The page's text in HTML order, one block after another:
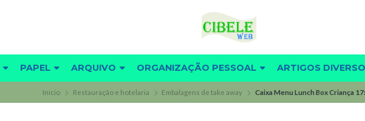
PAPEL ARQUIVO ORGANIZAÇÃO PESSOAL ARTIGOS
Início Restauração e hotelaria Embalagens de take away Caixa Menu Lunch Box Criança